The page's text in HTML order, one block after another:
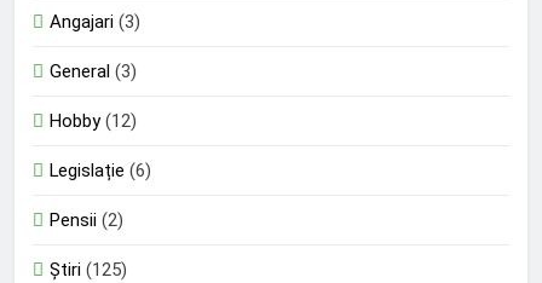
Angajari (3)
General (3)
Hobby(12)
Legislație (6)
Pensii (2)
Știri (125)